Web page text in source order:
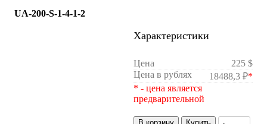
UA-200-S-1-4-1-2
Характеристики
Цена
225 $
Цена в рублях
18488,3 ₽*
* - цена является
предварительной